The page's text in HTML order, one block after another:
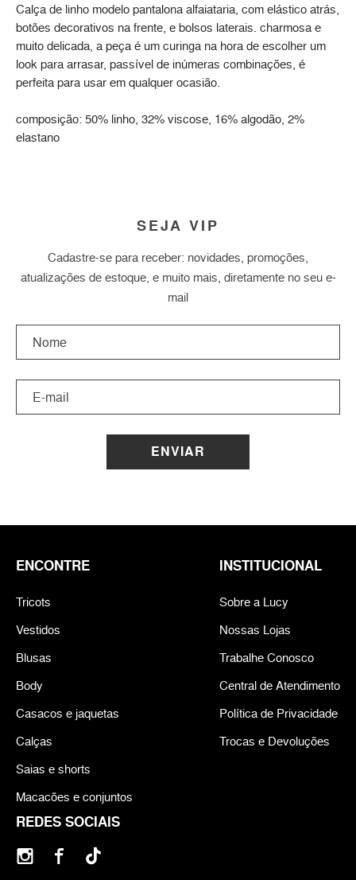
Calça de linho modelo pantalona alfaiataria, com elástico atrás,
botões decorativos na frente, e bolsos laterais. charmosa e
muito delicada, a peça é um curinga na hora de escolher um
look para arrasar, passível de inúmeras combinações, é
perfeita para usar em qualquer ocasião.
composição: 50% linho, 32% viscose, 16% algodão, 2%
elastano
SEJA VIP
Cadastre-se para receber: novidades, promoções,
atualizações de estoque, e muito mais, diretamente no seu e-
mail
ENVIAR
REDES SOCIAIS
ENCONTRE
Tricots
Vestidos
Blusas
Body
Casacos e jaquetas
Calças
Saias e shorts
Macacões e conjuntos
INSTITUCIONAL
Sobre a Lucy
Nossas Lojas
Trabalhe Conosco
Central de Atendimento
Política de Privacidade
Trocas e Devoluções